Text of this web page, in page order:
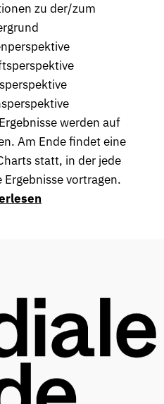
zu der/zum
werden auf
Am Ende findet eine
statt, in der jede
vortragen.